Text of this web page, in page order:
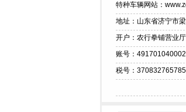
特种车辆网站：
地址：山东省济宁市
开户：农行拳铺营业厅
账号：
税号：